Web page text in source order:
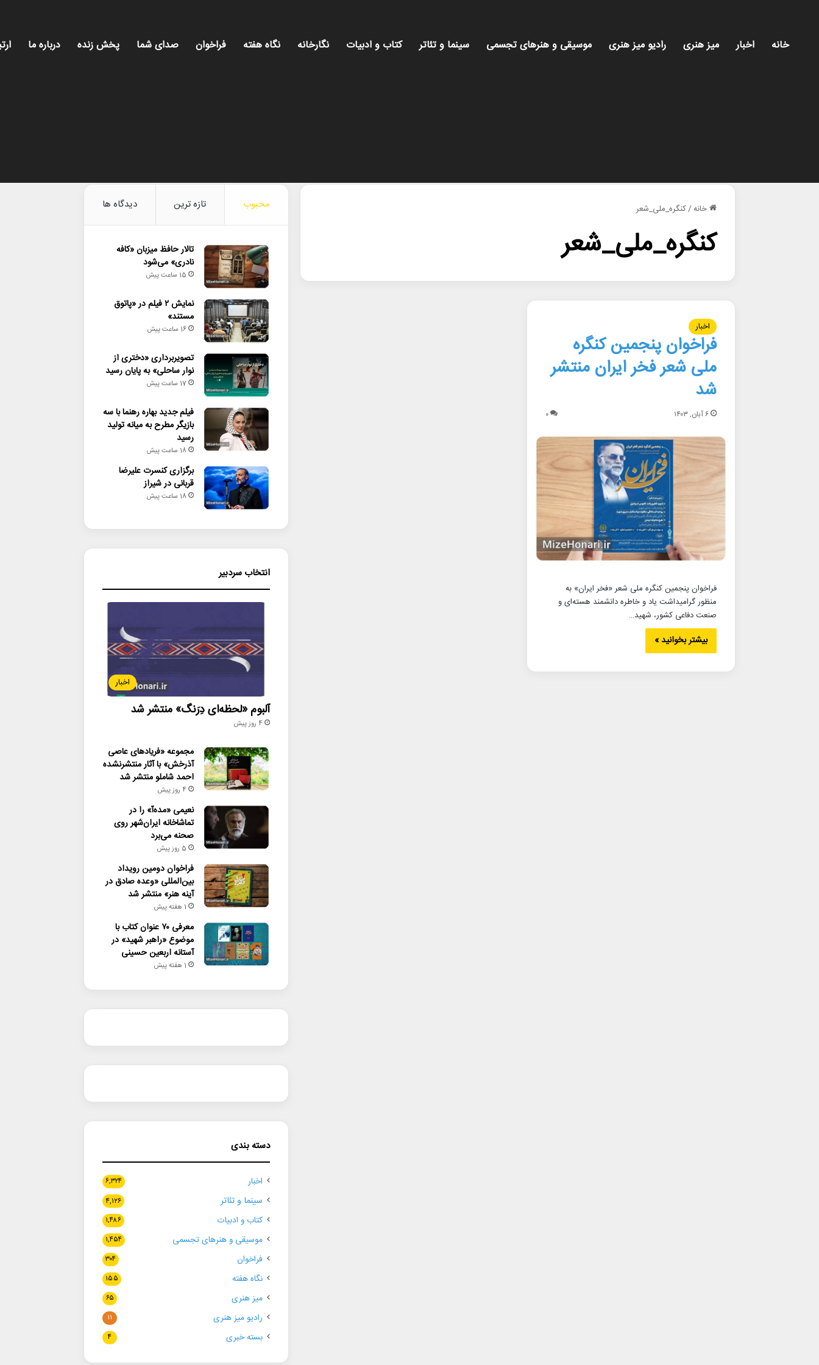
خانه اخبار میز هنری رادیو میز هنری موسیقی و هنرهای تجسمی سینما و تئاتر کتاب و ادبیات نگارخانه نگاه هفته فراخوان صدای شما پخش زنده درباره ما
خانه/کنگره_ملی_شعر
کنگره_ملی_شعر
اخبار
فراخوان پنجمین کنگره
ملی شعر فخر ایران منتشر
شد
۶ آبان, ۱۴۰۳ ۰
فراخوان پنجمین کنگره ملی شعر «فخر ایران» به
منظور گرامیداشت یاد و خاطره دانشمند هسته‌ای و
صنعت دفاعی کشور، شهید…
بیشتر بخوانید »
محبوب تازه ترین دیدگاه ها
تالار حافظ میزبان «کافه
نادری» می‌شود
15 ساعت پیش
نمایش ۲ فیلم در «پاتوق
مستند»
16 ساعت پیش
تصویربرداری «دختری از
نوار ساحلی» به پایان رسید
17 ساعت پیش
فیلم جدید بهاره رهنما با سه
بازیگر مطرح به میانه تولید
رسید
18 ساعت پیش
برگزاری کنسرت علیرضا
قربانی در شیراز
18 ساعت پیش
انتخاب سردبیر
اخبار
آلبوم «لحظه‌ای دِرَنگ» منتشر شد
4 روز پیش
مجموعه «فریادهای عاصی
آذرخش» با آثار منتشرنشده
احمد شاملو منتشر شد
4 روز پیش
نعیمی «مده‌آ» را در
تماشاخانه ایران‌شهر روی
صحنه می‌برد
5 روز پیش
فراخوان دومین رویداد
بین‌المللی «وعده صادق در
آینه هنر» منتشر شد
1 هفته پیش
معرفی ۷۰ عنوان کتاب با
موضوع «راهبر شهید» در
آستانه اربعین حسینی
1 هفته پیش
دسته بندی
اخبار ۶,۳۲۴
سینما و تئاتر ۴,۱۲۶
کتاب و ادبیات ۱,۴۸۶
موسیقی و هنرهای تجسمی ۱,۴۵۴
فراخوان ۳۰۴
نگاه هفته ۱۵۵
میز هنری ۶۵
رادیو میز هنری ۱۱
بسته خبری ۴